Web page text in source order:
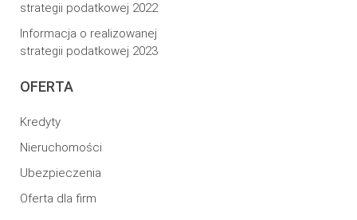
strategii podatkowej 2022
Informacja o realizowanej
strategii podatkowej 2023
OFERTA
Kredyty
Nieruchomości
Ubezpieczenia
Oferta dla firm